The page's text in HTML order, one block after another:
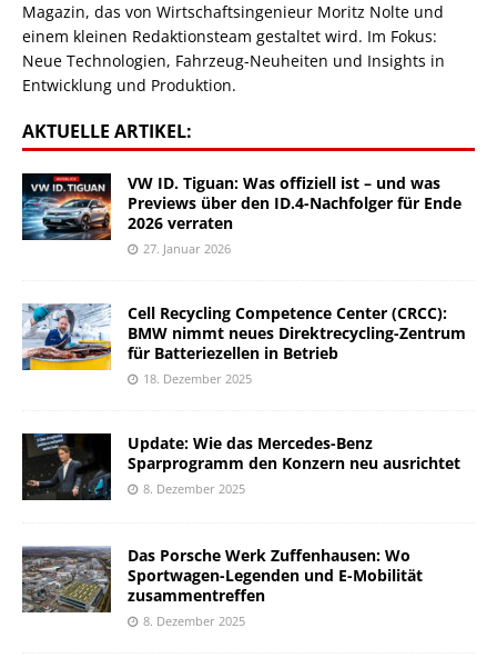
Magazin, das von Wirtschaftsingenieur Moritz Nolte und
einem kleinen Redaktionsteam gestaltet wird. Im Fokus:
Neue Technologien, Fahrzeug-Neuheiten und Insights in
Entwicklung und Produktion.
AKTUELLE ARTIKEL:
VW ID. Tiguan: Was offiziell ist – und was
Previews über den ID.4-Nachfolger für Ende
2026 verraten
27. Januar 2026
Cell Recycling Competence Center (CRCC):
BMW nimmt neues Direktrecycling-Zentrum
für Batteriezellen in Betrieb
18. Dezember 2025
Update: Wie das Mercedes-Benz
Sparprogramm den Konzern neu ausrichtet
8. Dezember 2025
Das Porsche Werk Zuffenhausen: Wo
Sportwagen-Legenden und E-Mobilität
zusammentreffen
8. Dezember 2025